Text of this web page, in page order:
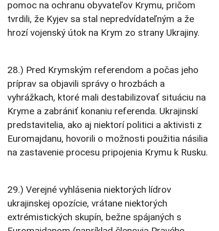
pomoc na ochranu obyvateľov Krymu, pričom
tvrdili, že Kyjev sa stal nepredvídateľným a že
hrozí vojenský útok na Krym zo strany Ukrajiny.
28.) Pred Krymským referendom a počas jeho
príprav sa objavili správy o hrozbách a
vyhrážkach, ktoré mali destabilizovať situáciu na
Kryme a zabrániť konaniu referenda. Ukrajinskí
predstavitelia, ako aj niektorí politici a aktivisti z
Euromajdanu, hovorili o možnosti použitia násilia
na zastavenie procesu pripojenia Krymu k Rusku.
29.) Verejné vyhlásenia niektorých lídrov
ukrajinskej opozície, vrátane niektorých
extrémistických skupín, bežne spájaných s